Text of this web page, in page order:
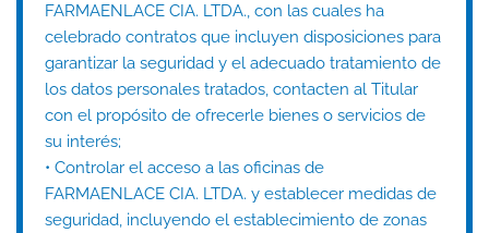
FARMAENLACE CIA. LTDA., con las cuales ha
celebrado contratos que incluyen disposiciones para
garantizar la seguridad y el adecuado tratamiento de
los datos personales tratados, contacten al Titular
con el propósito de ofrecerle bienes o servicios de
su interés;
• Controlar el acceso a las oficinas de
FARMAENLACE CIA. LTDA. y establecer medidas de
seguridad, incluyendo el establecimiento de zonas